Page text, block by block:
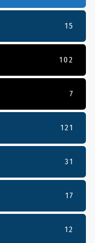
15
102
7
121
31
17
12